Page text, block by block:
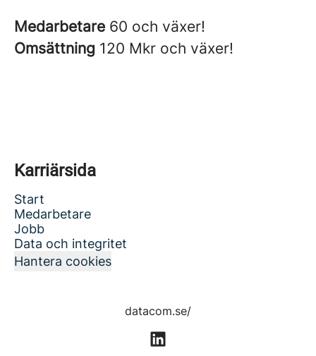
Medarbetare 60 och växer!
Omsättning 120 Mkr och växer!
Karriärsida
Start
Medarbetare
Jobb
Data och integritet
Hantera cookies
datacom.se/